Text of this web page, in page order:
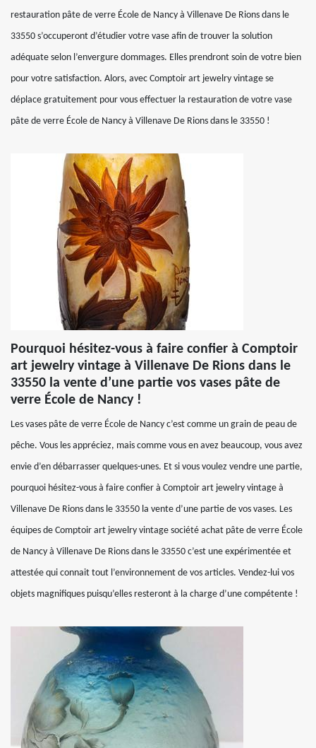
restauration pâte de verre École de Nancy à Villenave De Rions dans le
33550 s’occuperont d’étudier votre vase afin de trouver la solution
adéquate selon l’envergure dommages. Elles prendront soin de votre bien
pour votre satisfaction. Alors, avec Comptoir art jewelry vintage se
déplace gratuitement pour vous effectuer la restauration de votre vase
pâte de verre École de Nancy à Villenave De Rions dans le 33550 !
Pourquoi hésitez-vous à faire confier à Comptoir
art jewelry vintage à Villenave De Rions dans le
33550 la vente d’une partie vos vases pâte de
verre École de Nancy !
Les vases pâte de verre École de Nancy c’est comme un grain de peau de
pêche. Vous les appréciez, mais comme vous en avez beaucoup, vous avez
envie d’en débarrasser quelques-unes. Et si vous voulez vendre une partie,
pourquoi hésitez-vous à faire confier à Comptoir art jewelry vintage à
Villenave De Rions dans le 33550 la vente d’une partie de vos vases. Les
équipes de Comptoir art jewelry vintage société achat pâte de verre École
de Nancy à Villenave De Rions dans le 33550 c’est une expérimentée et
attestée qui connait tout l’environnement de vos articles. Vendez-lui vos
objets magnifiques puisqu’elles resteront à la charge d’une compétente !